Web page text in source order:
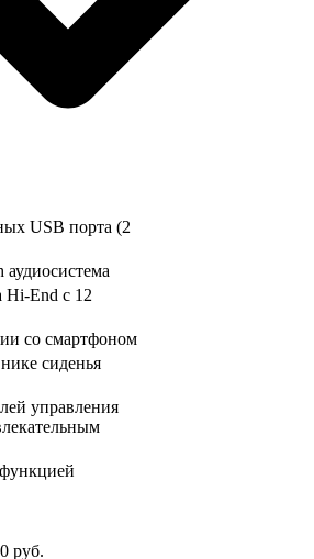
USB порта (2
Hi-End с 12
со смартфоном
сиденья
управления
руб.